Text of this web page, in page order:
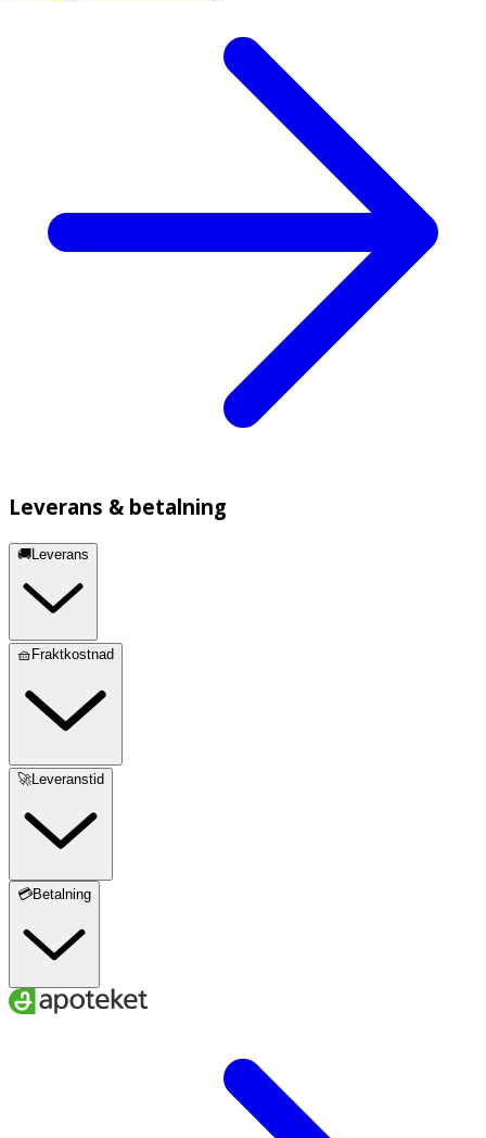
Leverans & betalning
🚚Leverans
🧺Fraktkostnad
🚀Leveranstid
💳Betalning